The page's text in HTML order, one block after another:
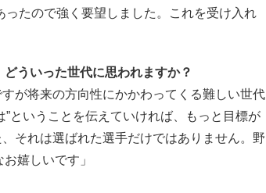
たので強く要望しました。これを受け入れ
ういった世代に思われますか？
が将来の方向性にかかわってくる難しい世代
ということを伝えていければ、もっと目標が
それは選ばれた選手だけではありません。野
嬉しいです」